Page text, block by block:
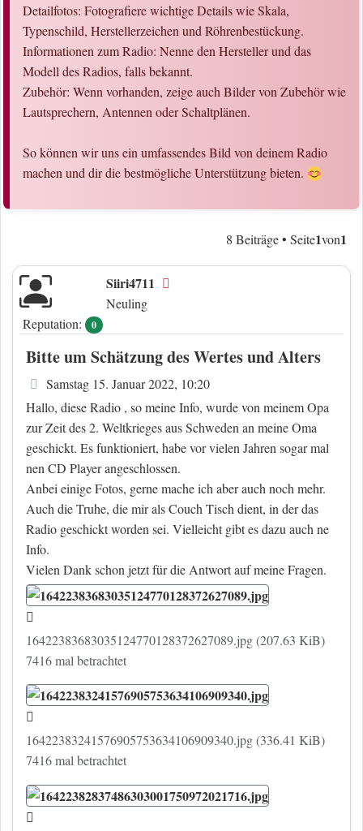
Detailfotos: Fotografiere wichtige Details wie Skala,
Typenschild, Herstellerzeichen und Röhrenbestückung.
Informationen zum Radio: Nenne den Hersteller und das
Modell des Radios, falls bekannt.
Zubehör: Wenn vorhanden, zeige auch Bilder von Zubehör wie
Lautsprechern, Antennen oder Schaltplänen.
So können wir uns ein umfassendes Bild von deinem Radio
machen und dir die bestmögliche Unterstützung bieten.
8 Beiträge • Seite1von1
Siiri4711
Neuling
Reputation:
0
Bitte um Schätzung des Wertes und Alters
Beitrag
Samstag 15. Januar 2022, 10:20
Hallo, diese Radio , so meine Info, wurde von meinem Opa
zur Zeit des 2. Weltkrieges aus Schweden an meine Oma
geschickt. Es funktioniert, habe vor vielen Jahren sogar mal
nen CD Player angeschlossen.
Anbei einige Fotos, gerne mache ich aber auch noch mehr.
Auch die Truhe, die mir als Couch Tisch dient, in der das
Radio geschickt worden sei. Vielleicht gibt es dazu auch ne
Info.
Vielen Dank schon jetzt für die Antwort auf meine Fragen.
16422383683035124770128372627089.jpg (207.63 KiB)
7416 mal betrachtet
16422383241576905753634106909340.jpg (336.41 KiB)
7416 mal betrachtet